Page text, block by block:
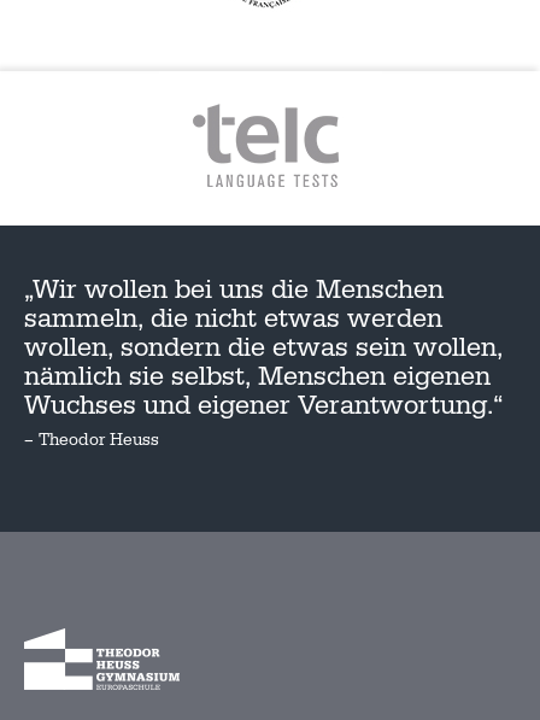
„Wir wollen bei uns die Menschen
sammeln, die nicht etwas werden
wollen, sondern die etwas sein wollen,
nämlich sie selbst, Menschen eigenen
Wuchses und eigener Verantwortung.“
– Theodor Heuss